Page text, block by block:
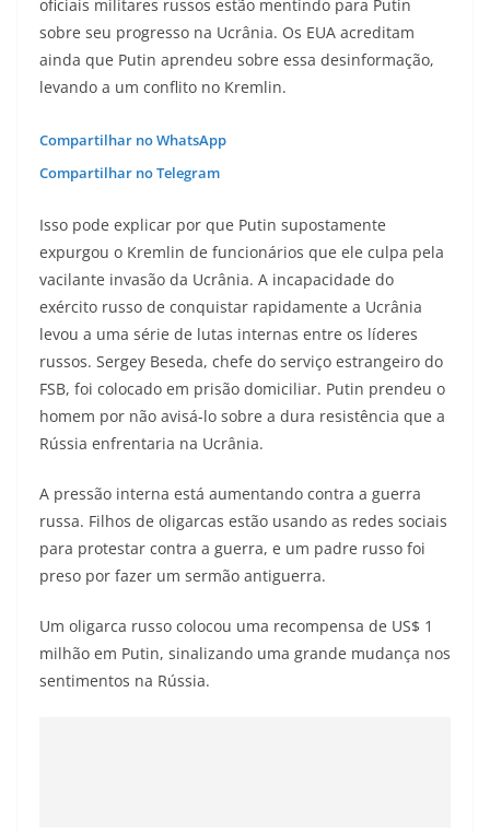
oficiais militares russos estão mentindo para Putin
sobre seu progresso na Ucrânia. Os EUA acreditam
ainda que Putin aprendeu sobre essa desinformação,
levando a um conflito no Kremlin.
Compartilhar no WhatsApp
Compartilhar no Telegram
Isso pode explicar por que Putin supostamente
expurgou o Kremlin de funcionários que ele culpa pela
vacilante invasão da Ucrânia. A incapacidade do
exército russo de conquistar rapidamente a Ucrânia
levou a uma série de lutas internas entre os líderes
russos. Sergey Beseda, chefe do serviço estrangeiro do
FSB, foi colocado em prisão domiciliar. Putin prendeu o
homem por não avisá-lo sobre a dura resistência que a
Rússia enfrentaria na Ucrânia.
A pressão interna está aumentando contra a guerra
russa. Filhos de oligarcas estão usando as redes sociais
para protestar contra a guerra, e um padre russo foi
preso por fazer um sermão antiguerra.
Um oligarca russo colocou uma recompensa de US$ 1
milhão em Putin, sinalizando uma grande mudança nos
sentimentos na Rússia.